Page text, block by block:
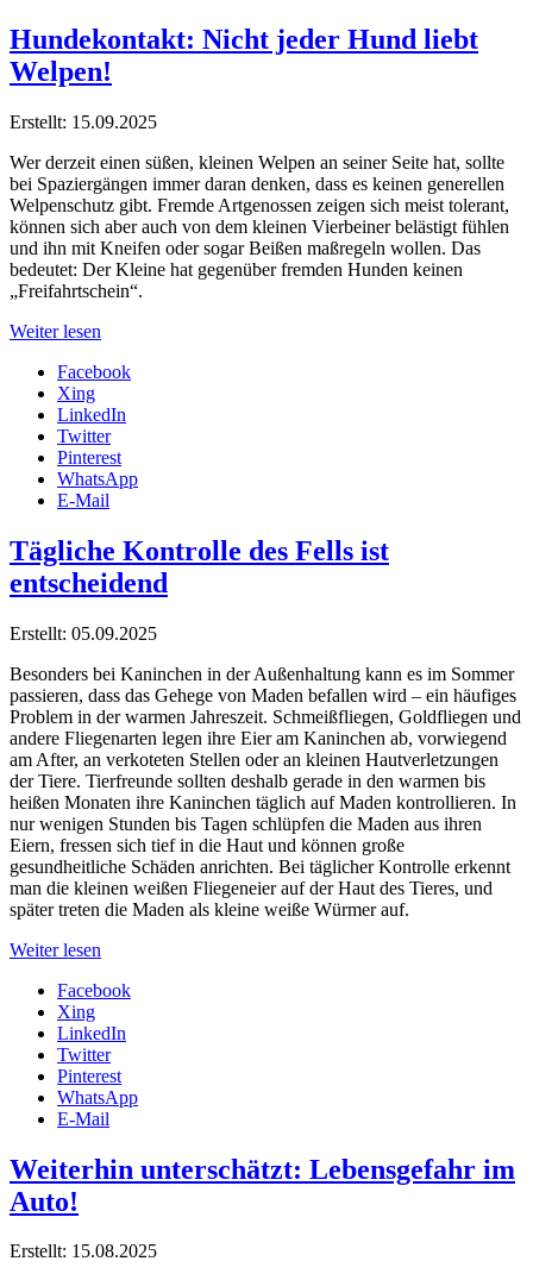
Hundekontakt: Nicht jeder Hund liebt
Welpen!
Erstellt: 15.09.2025
Wer derzeit einen süßen, kleinen Welpen an seiner Seite hat, sollte
bei Spaziergängen immer daran denken, dass es keinen generellen
Welpenschutz gibt. Fremde Artgenossen zeigen sich meist tolerant,
können sich aber auch von dem kleinen Vierbeiner belästigt fühlen
und ihn mit Kneifen oder sogar Beißen maßregeln wollen. Das
bedeutet: Der Kleine hat gegenüber fremden Hunden keinen
„Freifahrtschein“.
Weiter lesen
Facebook
Xing
LinkedIn
Twitter
Pinterest
WhatsApp
E-Mail
Tägliche Kontrolle des Fells ist
entscheidend
Erstellt: 05.09.2025
Besonders bei Kaninchen in der Außenhaltung kann es im Sommer
passieren, dass das Gehege von Maden befallen wird – ein häufiges
Problem in der warmen Jahreszeit. Schmeißfliegen, Goldfliegen und
andere Fliegenarten legen ihre Eier am Kaninchen ab, vorwiegend
am After, an verkoteten Stellen oder an kleinen Hautverletzungen
der Tiere. Tierfreunde sollten deshalb gerade in den warmen bis
heißen Monaten ihre Kaninchen täglich auf Maden kontrollieren. In
nur wenigen Stunden bis Tagen schlüpfen die Maden aus ihren
Eiern, fressen sich tief in die Haut und können große
gesundheitliche Schäden anrichten. Bei täglicher Kontrolle erkennt
man die kleinen weißen Fliegeneier auf der Haut des Tieres, und
später treten die Maden als kleine weiße Würmer auf.
Weiter lesen
Facebook
Xing
LinkedIn
Twitter
Pinterest
WhatsApp
E-Mail
Weiterhin unterschätzt: Lebensgefahr im
Auto!
Erstellt: 15.08.2025